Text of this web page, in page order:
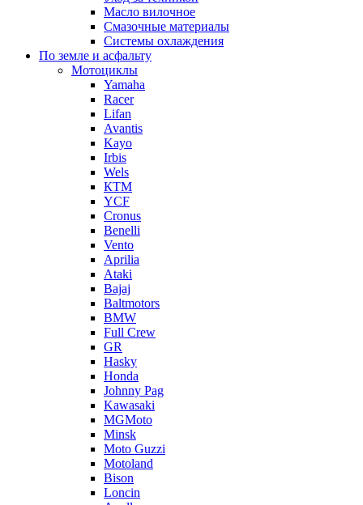
Масло вилочное
Смазочные материалы
Системы охлаждения
По земле и асфальту
Мотоциклы
Yamaha
Racer
Lifan
Avantis
Kayo
Irbis
Wels
КТМ
YCF
Cronus
Benelli
Vento
Aprilia
Ataki
Bajaj
Baltmotors
BMW
Full Crew
GR
Hasky
Honda
Johnny Pag
Kawasaki
MGMoto
Minsk
Moto Guzzi
Motoland
Bison
Loncin